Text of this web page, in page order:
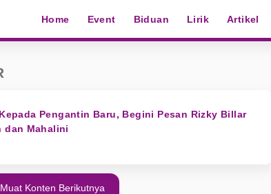
Home Event Biduan Lirik Artikel
Pengantin Baru, Begini Pesan Rizky Billar
dan Mahalini
Muat Konten Berikutnya